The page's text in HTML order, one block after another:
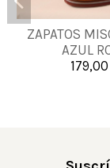
ZAPATOS
AZUL
39 40 41
43
44 45
48